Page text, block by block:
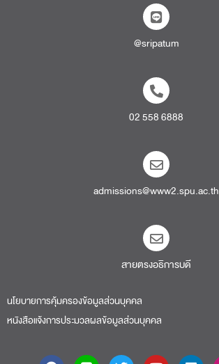
@sripatum
02 558 6888
admissions@www2.spu.ac.th
สายตรงอธิการบดี​
นโยบายการคุ้มครองข้อมูลส่วนบุคคล
หนังสือแจ้งการประมวลผลข้อมูลส่วนบุคคล